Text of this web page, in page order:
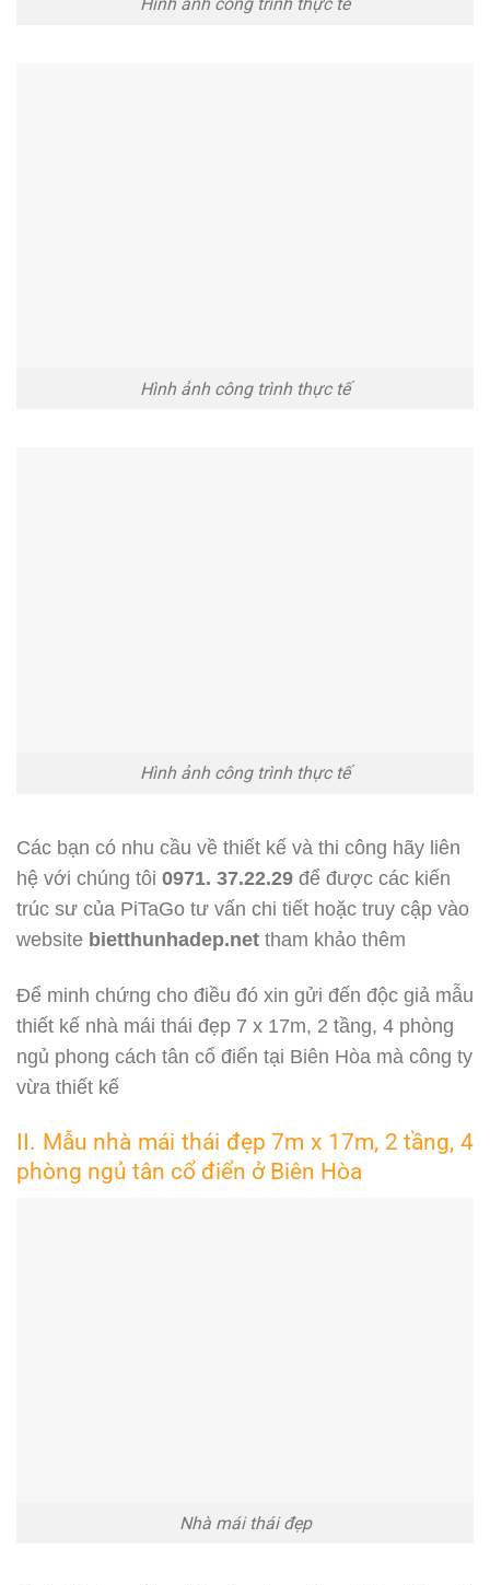
Hình ảnh công trình thực tế
Hình ảnh công trình thực tế
Các bạn có nhu cầu về thiết kế và thi công hãy liên
hệ với chúng tôi 0971. 37.22.29 để được các kiến
trúc sư của PiTaGo tư vấn chi tiết hoặc truy cập vào
website bietthunhadep.net tham khảo thêm
Để minh chứng cho điều đó xin gửi đến độc giả mẫu
thiết kế nhà mái thái đẹp 7 x 17m, 2 tầng, 4 phòng
ngủ phong cách tân cổ điển tại Biên Hòa mà công ty
vừa thiết kế
II. Mẫu nhà mái thái đẹp 7m x 17m, 2 tầng, 4
phòng ngủ tân cổ điển ở Biên Hòa
Nhà mái thái đẹp